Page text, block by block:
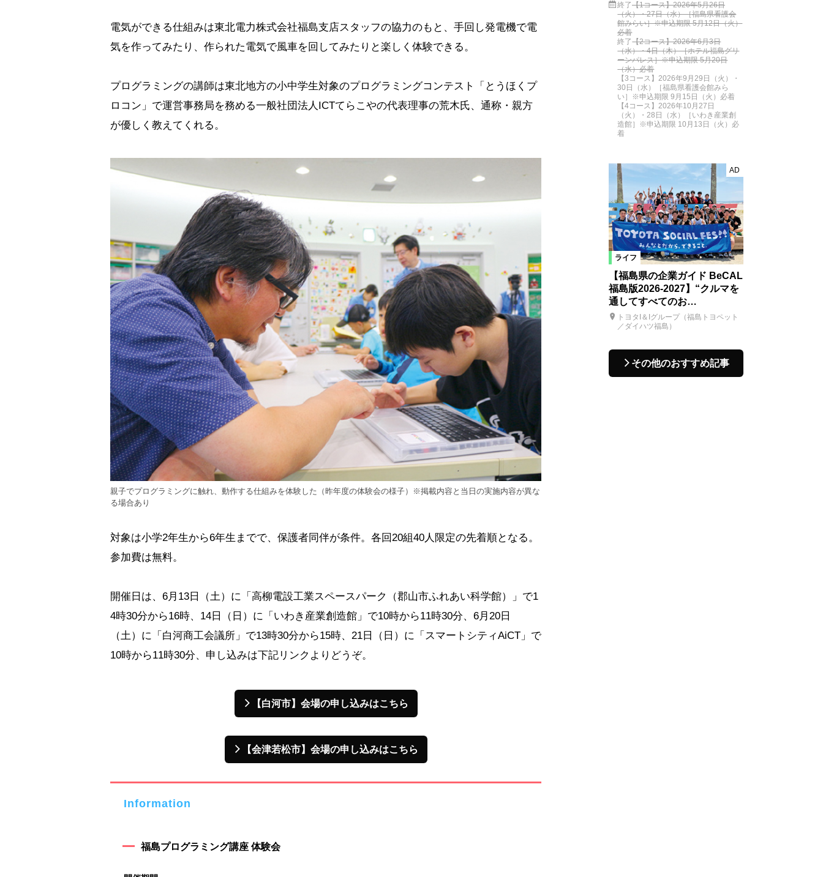
電気ができる仕組みは東北電力株式会社福島支店スタッフの協力のもと、手回し発電機で電
気を作ってみたり、作られた電気で風車を回してみたりと楽しく体験できる。
プログラミングの講師は東北地方の小中学生対象のプログラミングコンテスト「とうほくプ
ロコン」で運営事務局を務める一般社団法人ICTてらこやの代表理事の荒木氏、通称・親方
が優しく教えてくれる。
親子でプログラミングに触れ、動作する仕組みを体験した（昨年度の体験会の様子）※掲載内容と当日の実施内容が異な
る場合あり
対象は小学2年生から6年生までで、保護者同伴が条件。各回20組40人限定の先着順となる。
参加費は無料。
開催日は、6月13日（土）に「高柳電設工業スペースパーク（郡山市ふれあい科学館）」で1
4時30分から16時、14日（日）に「いわき産業創造館」で10時から11時30分、6月20日
（土）に「白河商工会議所」で13時30分から15時、21日（日）に「スマートシティAiCT」で
10時から11時30分、申し込みは下記リンクよりどうぞ。
【白河市】会場の申し込みはこちら
【会津若松市】会場の申し込みはこちら
Information
福島プログラミング講座 体験会
終了【1コース】2026年5月26日
（火）・27日（水）［福島県看護会
館みらい］※申込期限 5月12日（火）
必着
終了【2コース】2026年6月3日
（水）・4日（木）［ホテル福島グリ
ーンパレス］※申込期限 5月20日
（水）必着
【3コース】2026年9月29日（火）・
30日（水）［福島県看護会館みら
い］※申込期限 9月15日（火）必着
【4コース】2026年10月27日
（火）・28日（水）［いわき産業創
造館］※申込期限 10月13日（火）必
着
ライフ
AD
【福島県の企業ガイド BeCAL
福島版2026-2027】“クルマを
通してすべてのお…
トヨタI＆Iグループ（福島トヨペット
／ダイハツ福島）
その他のおすすめ記事